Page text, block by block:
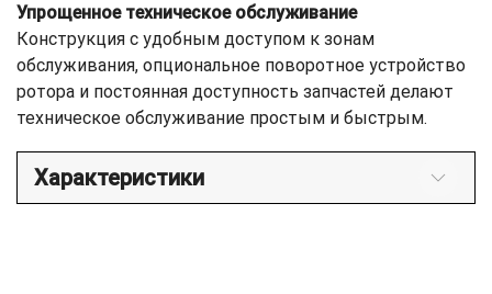
Упрощенное техническое обслуживание
Конструкция с удобным доступом к зонам
обслуживания, опциональное поворотное устройство
ротора и постоянная доступность запчастей делают
техническое обслуживание простым и быстрым.
Характеристики